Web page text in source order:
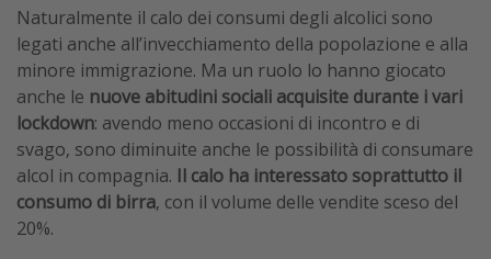
Naturalmente il calo dei consumi degli alcolici sono
legati anche all’invecchiamento della popolazione e alla
minore immigrazione. Ma un ruolo lo hanno giocato
anche le nuove abitudini sociali acquisite durante i vari
lockdown: avendo meno occasioni di incontro e di
svago, sono diminuite anche le possibilità di consumare
alcol in compagnia. Il calo ha interessato soprattutto il
consumo di birra, con il volume delle vendite sceso del
20%.